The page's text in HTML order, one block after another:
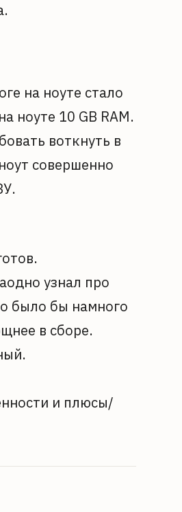
на ноуте стало
ноуте 10 GB RAM.
воткнуть в
совершенно
узнал про
было бы намного
в сборе.
и плюсы/